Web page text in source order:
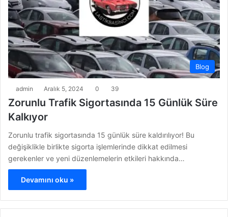
Blog
admin Aralık 5, 2024 0 39
Zorunlu Trafik Sigortasında 15 Günlük Süre
Kalkıyor
Zorunlu trafik sigortasında 15 günlük süre kaldırılıyor! Bu
değişiklikle birlikte sigorta işlemlerinde dikkat edilmesi
gerekenler ve yeni düzenlemelerin etkileri hakkında…
Devamını oku »